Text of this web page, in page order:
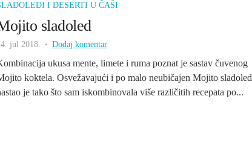
I DESERTI U ČAŠI
sladoled
jul 2018. Dodaj komentar
ukusa mente, limete i ruma poznat je sastav čuvenog
koktela. Osvežavajući i po malo neubičajen Mojito sladoled
je tako što sam iskombinovala više različitih recepata po...